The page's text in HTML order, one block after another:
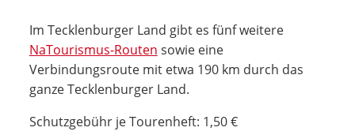
Im Tecklenburger Land gibt es fünf weitere
NaTourismus-Routen sowie eine
Verbindungsroute mit etwa 190 km durch das
ganze Tecklenburger Land.
Schutzgebühr je Tourenheft: 1,50 €